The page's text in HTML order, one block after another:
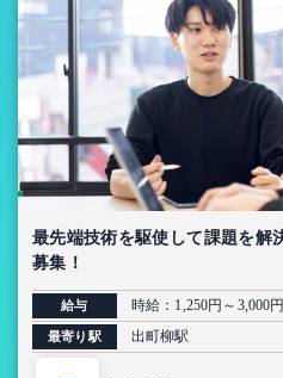
最先端技術を駆使して課題を
募集！
給与 時給：1,250円～3,000円
最寄り駅 出町柳駅